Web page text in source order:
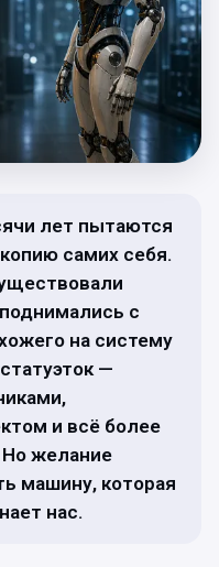
лет пытаются
самих себя.
с
на систему
—
и всё более
Но желание
машину, которая
нас.